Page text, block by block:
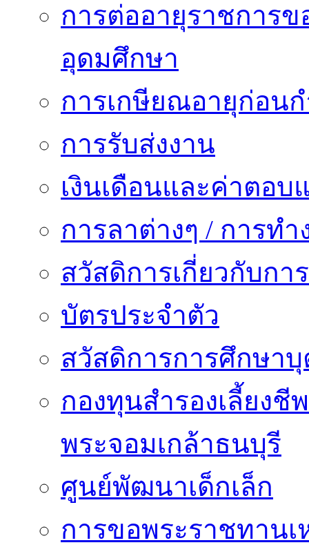
การต่ออายุราชการ
อุดมศึกษา
การเกษียณอายุก่อน
การรับส่งงาน
เงินเดือนและค่าตอบ
การลาต่างๆ / การทำ
สวัสดิการเกี่ยวกับกา
บัตรประจำตัว
สวัสดิการการศึกษาบุ
กองทุนสำรองเลี้ยง
พระจอมเกล้าธนบุรี
ศูนย์พัฒนาเด็กเล็ก
การขอพระราชทาน